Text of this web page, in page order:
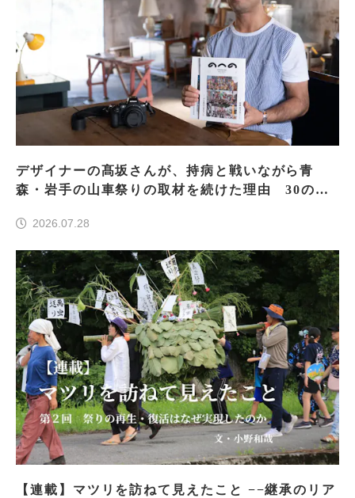
デザイナーの髙坂さんが、持病と戦いながら青
森・岩手の山車祭りの取材を続けた理由 30の山
2026.07.28
【連載】マツリを訪ねて見えたこと −−継承のリア